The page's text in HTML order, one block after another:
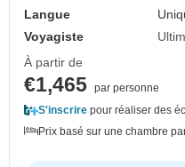
Langue
Voyagiste
À partir de
€1,465 par personne
S'inscrire pour réaliser des
Prix basé sur une chambre